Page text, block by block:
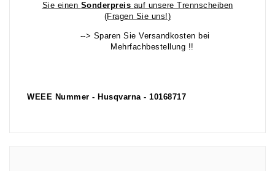
Sie einen Sonderpreis auf unsere Trennscheiben
(Fragen Sie uns!)
--> Sparen Sie Versandkosten bei
Mehrfachbestellung !!
WEEE Nummer - Husqvarna - 10168717